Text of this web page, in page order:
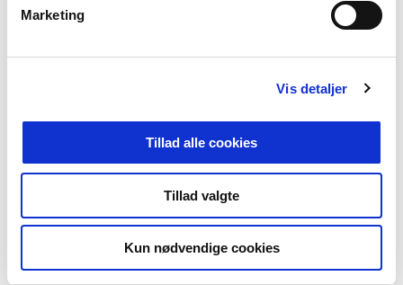
Marketing
Vis detaljer
Tillad alle cookies
Tillad valgte
Kun nødvendige cookies
Tilmeld